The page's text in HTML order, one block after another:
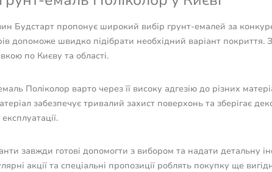
Будстарт пропонує широкий вибір грунт-емалей за
допоможе швидко підібрати необхідний варіант
по Києву та області.
Поліколор варто через її високу адгезію до різних
забезпечує тривалий захист поверхонь та зберігає
завжди готові допомогти з вибором та надати детальну
акції та спеціальні пропозиції роблять покупку ще